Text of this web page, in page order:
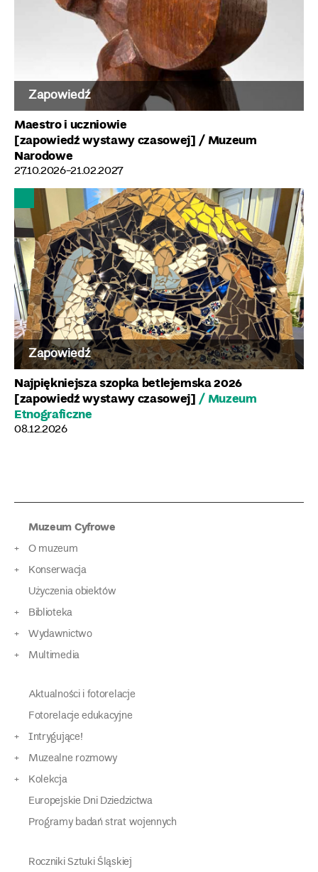
Zapowiedź
Maestro i uczniowie
[zapowiedź wystawy czasowej] / Muzeum
Narodowe
27.10.2026-21.02.2027
Zapowiedź
Najpiękniejsza szopka betlejemska 2026
[zapowiedź wystawy czasowej] / Muzeum
Etnograficzne
08.12.2026
Muzeum Cyfrowe
O muzeum
Konserwacja
Użyczenia obiektów
Biblioteka
Wydawnictwo
Multimedia
Aktualności i fotorelacje
Fotorelacje edukacyjne
Intrygujące!
Muzealne rozmowy
Kolekcja
Europejskie Dni Dziedzictwa
Programy badań strat wojennych
Roczniki Sztuki Śląskiej